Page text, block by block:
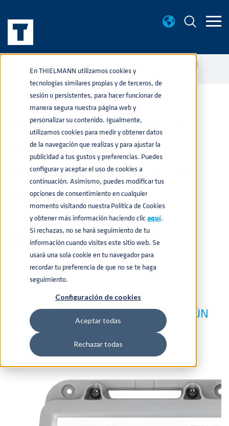
En THIELMANN utilizamos cookies y
tecnologías similares propias y de terceros, de
sesión o persistentes, para hacer funcionar de
manera segura nuestra página web y
personalizar su contenido. Igualmente,
utilizamos cookies para medir y obtener datos
de la navegación que realizas y para ajustar la
publicidad a tus gustos y preferencias. Puedes
configurar y aceptar el uso de cookies a
continuación. Asimismo, puedes modificar tus
opciones de consentimiento en cualquier
momento visitando nuestra Política de Cookies
y obtener más información haciendo clic aquí.
Si rechazas, no se hará seguimiento de tu
información cuando visites este sitio web. Se
usará una sola cookie en tu navegador para
recordar tu preferencia de que no se te haga
seguimiento.
Configuración de cookies
Aceptar todas
Rechazar todas
INTRODUCCIÓN A LA TECNOLOGÍA THIELMANN
INSIGHT TECHNOLOGY
INTRODUCCIÓN A LA
TECNOLOGÍA
THIELMANN INSIGHT
TECHNOLOGY
PRODUCTOS 02-FEB-2023 11:40:39
EL IOT ESTÁ TRANSFORMANDO LA
INDUSTRIA, Y AHORA, LOS IBCS
INTELIGENTES DE THIELMANN
PROPORCIONAN UNA VISIBILIDAD AÚN
MAYOR